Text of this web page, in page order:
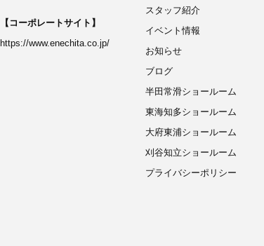
【コーポレートサイト】
https://www.enechita.co.jp/
スタッフ紹介
イベント情報
お知らせ
ブログ
半田常滑ショールーム
東海知多ショールーム
大府東浦ショールーム
刈谷知立ショールーム
プライバシーポリシー